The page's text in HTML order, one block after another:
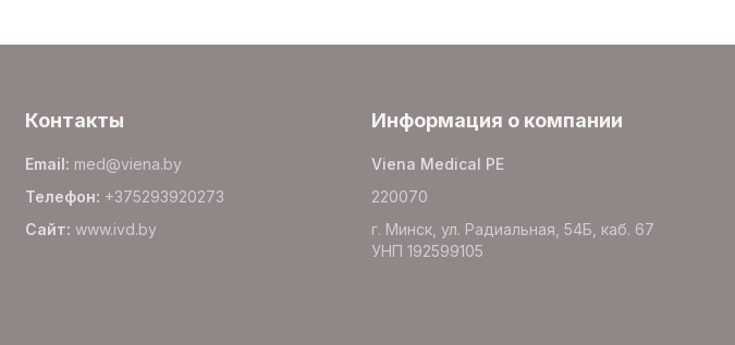
Контакты
Email: med@viena.by
Телефон: +375293920273
Сайт: www.ivd.by
Информация о компании
Viena Medical PE
220070
г. Минск, ул. Радиальная, 54Б, каб. 67
УНП 192599105